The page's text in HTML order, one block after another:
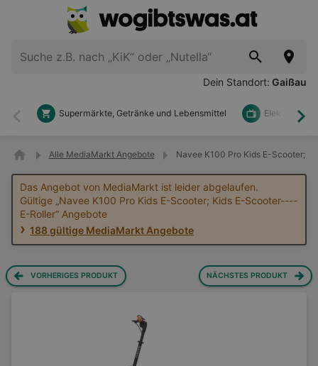
Dein Standort: Gaißau
Zurück
Supermärkte, Getränke und Lebensmittel Elektronik
Alle MediaMarkt Angebote Navee K100 Pro Kids E-Scooter;
Das Angebot von MediaMarkt ist leider abgelaufen.
Gültige „Navee K100 Pro Kids E-Scooter; Kids E-Scooter----
E-Roller“ Angebote
188 gültige MediaMarkt Angebote
VORHERIGES PRODUKT NÄCHSTES PRODUKT